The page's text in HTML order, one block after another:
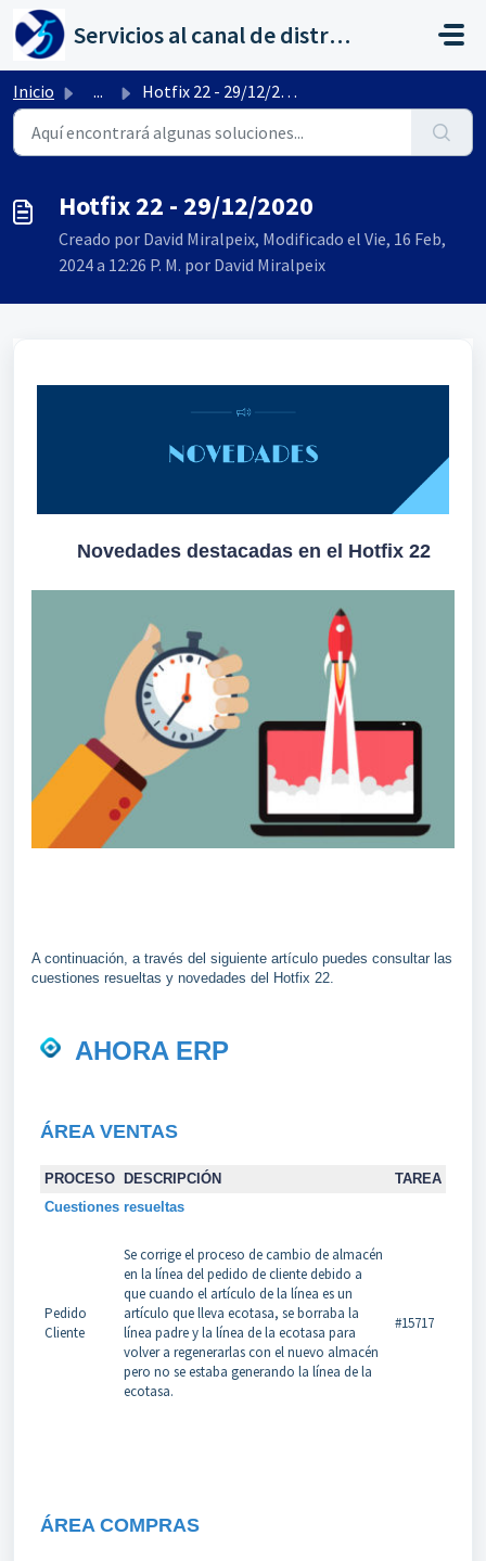
Saltar al contenido principal
Servicios al canal de distribución de AHORA
Inicio ... Hotfix 22 - 29/12/2020
Hotfix 22 - 29/12/2020
Creado por David Miralpeix, Modificado el Vie, 16 Feb,
2024 a 12:26 P. M. por David Miralpeix
Novedades destacadas en el Hotfix 22
A continuación, a través del siguiente artículo puedes consultar las
cuestiones resueltas y novedades del Hotfix 22.
AHORA ERP
ÁREA VENTAS
PROCESO DESCRIPCIÓN
TAREA
Cuestiones resueltas
Pedido
Cliente
Se corrige el proceso de cambio de almacén
en la línea del pedido de cliente debido a
que cuando el artículo de la línea es un
artículo que lleva ecotasa, se borraba la
línea padre y la línea de la ecotasa para
volver a regenerarlas con el nuevo almacén
pero no se estaba generando la línea de la
ecotasa.
#15717
ÁREA COMPRAS